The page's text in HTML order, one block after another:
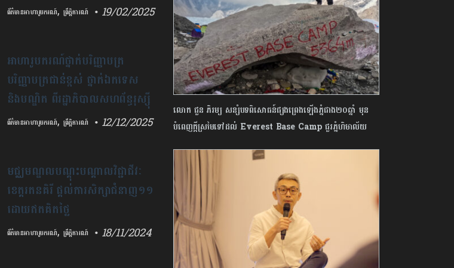
ព័ត៌មានអាហារូបករណ៍, ព្រឹត្តិការណ៍
• 19/02/2025
សុខាភិបាល នឹងធ្វើការជ្រើសរើសនិស្សិត
ចូលសិក្សាថ្នាក់បរិញ្ញាបត្រចក្ខុ
គិលានុបដ្ឋាក ជំនាន់ទី៩ ចំនួន៥០នាក់
ដោយក្នុងនោះនឹងផ្ដល់អាហារូបករណ៍
Foundation...
អាហារូបករណ៍ថ្នាក់បរិញ្ញាបត្រ
បរិញ្ញាបត្រជាន់ខ្ពស់ ថ្នាក់ឯកទេស
និង​បណ្ឌិត ពីរដ្ឋាភិបាល​សហព័ន្ធរុស្ស៊ី
ព័ត៌មានអាហារូបករណ៍, ព្រឹត្តិការណ៍
• 12/12/2025
ផ្តល់អាហារូបករណ៍​ចំនួន ៤០-៦០កន្លែង
ដល់​សិស្ស​និស្សិត និង​មន្រ្តីរាជការ​កម្ពុជា
ដើម្បី​ទៅ​បន្ត​ការ​សិក្សា​ថ្នាក់បរិញ្ញាបត្រ
បរិញ្ញាបត្រ​ឯកទេស (Specialist)
មជ្ឈមណ្ឌល​បណ្ដុះបណ្ដាល​វិជ្ជាជីវៈ​
ខេត្ត​រតនគិរី ផ្តល់​ការ​សិក្សា​ជំនាញ១១
ដោយ​ឥតគិតថ្លៃ
ព័ត៌មានអាហារូបករណ៍, ព្រឹត្តិការណ៍
• 18/11/2024
លោក ជួន ភិរម្យ សន្សំបទពិសោធន៍ផ្សងព្រេងឡើងភ្នំជាង២០ឆ្នាំ មុន
បំពេញក្ដីស្រមៃទៅដល់ Everest Base Camp ជួរភ្នំហិមាល័យ